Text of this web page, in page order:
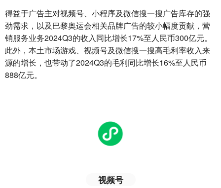
得益于广告主对视频号、小程序及微信搜一搜广告库存的强
劲需求，以及巴黎奥运会相关品牌广告的较小幅度贡献，营
销服务业务2024Q3的收入同比增长17%至人民币300亿元。
此外，本土市场游戏、视频号及微信搜一搜高毛利率收入来
源的增长，也带动了2024Q3的毛利同比增长16%至人民币
888亿元。
视频号